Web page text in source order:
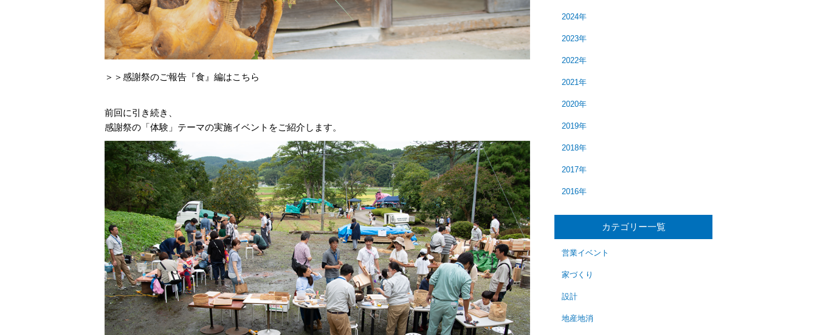
＞＞感謝祭のご報告『食』編はこちら
前回に引き続き、
感謝祭の「体験」テーマの実施イベントをご紹介します。
2024年
2023年
2022年
2021年
2020年
2019年
2018年
2017年
2016年
カテゴリー一覧
営業イベント
家づくり
設計
地産地消